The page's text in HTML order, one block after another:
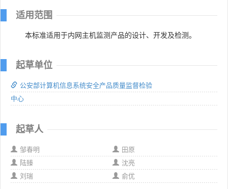
适用范围
本标准适用于内网主机监测产品的设计、开发及检测。
起草单位
公安部计算机信息系统安全产品质量监督检验
中心
起草人
邹春明
田原
陆臻
沈亮
刘瑞
俞优